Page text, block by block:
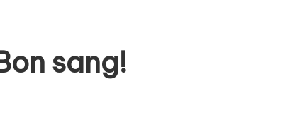
sang!